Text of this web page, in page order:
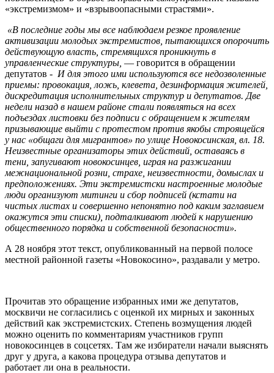
«экстремизмом» и «взрывоопасными страстями».
«В последние годы мы все наблюдаем резкое проявление
активизации молодых экстремистов, пытающихся опорочить
действующую власть, стремящихся проникнуть в
управленческие структуры, — говорится в обращении
депутатов - И для этого ими используются все недозволенные
приемы: провокация, ложь, клевета, дезинформация жителей,
дискредитация исполнительных структур и депутатов. Две
недели назад в нашем районе стали появляться на всех
подъездах листовки без подписи с обращением к жителям
призывающие выйти с протестом против якобы строящейся
у нас «общаги для мигрантов» по улице Новокосинская, вл. 18.
Неизвестные организаторы этих действий, оставаясь в
тени, запугивают новокосинцев, играя на разжигании
межнациональной розни, страхе, неизвестности, домыслах и
предположениях. Эти экстремистски настроенные молодые
люди организуют митинги и сбор подписей (кстати на
чистых листах и совершенно непонятно под каким заглавием
окажутся эти списки), подталкивают людей к нарушению
общественного порядка и собственной безопасности».
А 28 ноября этот текст, опубликованный на первой полосе
местной районной газеты «Новокосино», раздавали у метро.
Прочитав это обращение избранных ими же депутатов,
москвичи не согласились с оценкой их мирных и законных
действий как экстремистских. Степень возмущения людей
можно оценить по комментариям участников групп
новокосинцев в соцсетях. Там же избиратели начали выяснять
друг у друга, а какова процедура отзыва депутатов и
работает ли она в реальности.